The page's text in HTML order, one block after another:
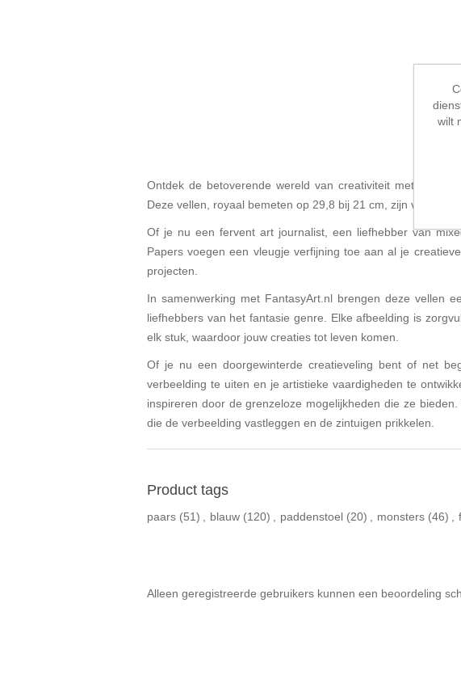
Ontdek de betoverende wereld van creativiteit met onze
Deze vellen, royaal bemeten op 29,8 bij 21 cm, zijn
Of je nu een fervent art journalist, een liefhebber van
Papers voegen een vleugje verfijning toe aan al je
projecten.
In samenwerking met FantasyArt.nl brengen deze vellen
liefhebbers van het fantasie genre. Elke afbeelding is
elk stuk, waardoor jouw creaties tot leven komen.
Of je nu een doorgewinterde creatieveling bent of net
verbeelding te uiten en je artistieke vaardigheden te
inspireren door de grenzeloze mogelijkheden die ze
die de verbeelding vastleggen en de zintuigen prikkelen.
Product tags
paars (51) , blauw (120) , paddenstoel (20) , monsters (46) ,
Alleen geregistreerde gebruikers kunnen een beoordeling
wilt